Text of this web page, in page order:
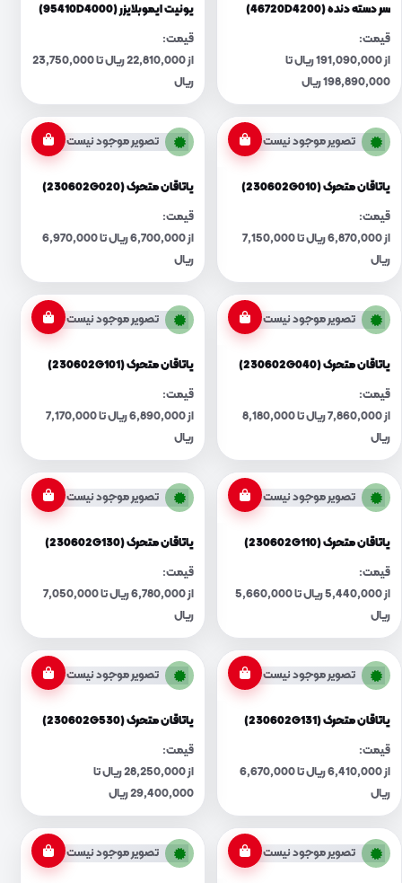
سر دسته دنده (46720D4200)
قیمت:
از 191,090,000 ریال تا
198,890,000 ریال
یونیت ایموبلایزر (95410D4000)
قیمت:
از 22,810,000 ریال تا 23,750,000
ریال
تصویر موجود نیست
یاتاقان متحرک (230602G010)
قیمت:
از 6,870,000 ریال تا 7,150,000
ریال
تصویر موجود نیست
یاتاقان متحرک (230602G020)
قیمت:
از 6,700,000 ریال تا 6,970,000
ریال
تصویر موجود نیست
یاتاقان متحرک (230602G040)
قیمت:
از 7,860,000 ریال تا 8,180,000
ریال
تصویر موجود نیست
یاتاقان متحرک (230602G101)
قیمت:
از 6,890,000 ریال تا 7,170,000
ریال
تصویر موجود نیست
یاتاقان متحرک (230602G110)
قیمت:
از 5,440,000 ریال تا 5,660,000
ریال
تصویر موجود نیست
یاتاقان متحرک (230602G130)
قیمت:
از 6,780,000 ریال تا 7,050,000
ریال
تصویر موجود نیست
یاتاقان متحرک (230602G131)
قیمت:
از 6,410,000 ریال تا 6,670,000
ریال
تصویر موجود نیست
یاتاقان متحرک (230602G530)
قیمت:
از 28,250,000 ریال تا
29,400,000 ریال
تصویر موجود نیست تصویر موجود نیست